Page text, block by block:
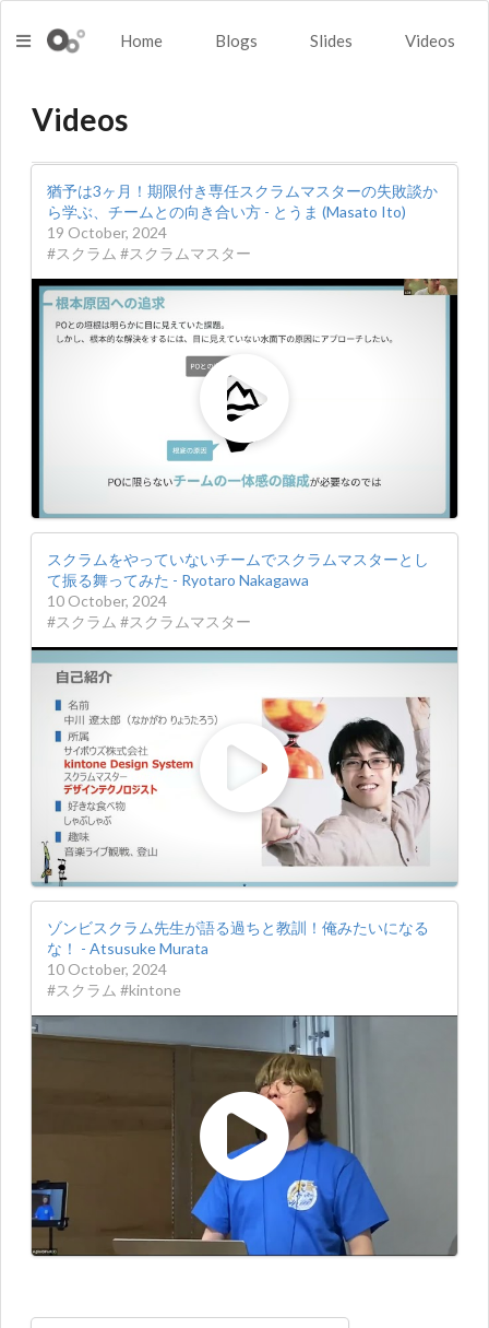
Home Blogs Slides Videos
Videos
猶予は3ヶ月！期限付き専任スクラムマスターの失敗談か
ら学ぶ、チームとの向き合い方 - とうま (Masato Ito)
19 October, 2024
#スクラム #スクラムマスター
スクラムをやっていないチームでスクラムマスターとし
て振る舞ってみた - Ryotaro Nakagawa
10 October, 2024
#スクラム #スクラムマスター
ゾンビスクラム先生が語る過ちと教訓！俺みたいになる
な！ - Atsusuke Murata
10 October, 2024
#スクラム #kintone